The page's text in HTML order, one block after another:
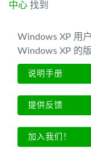
中心 找到
Windows XP 用
Windows XP 的
说明手册
提供反馈
加入我们！